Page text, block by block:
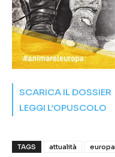
SCARICA IL DOSSIER
LEGGI L’OPUSCOLO
TAGS attualità europa